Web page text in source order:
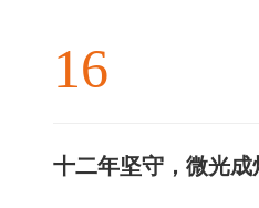
16
十二年坚守，微光